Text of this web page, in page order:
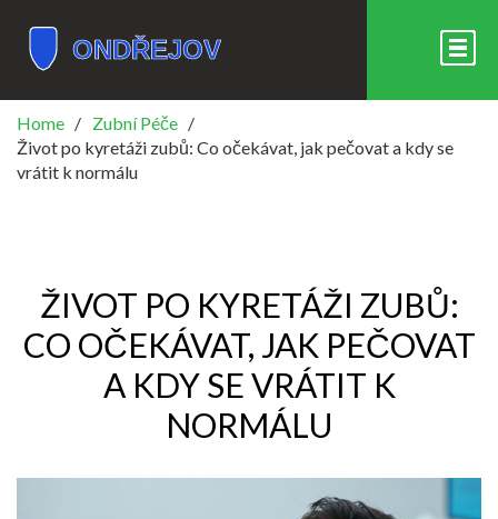
Home
Zubní Péče
Život po kyretáži zubů: Co očekávat, jak pečovat a kdy se
vrátit k normálu
ŽIVOT PO KYRETÁŽI ZUBŮ:
CO OČEKÁVAT, JAK PEČOVAT
A KDY SE VRÁTIT K
NORMÁLU